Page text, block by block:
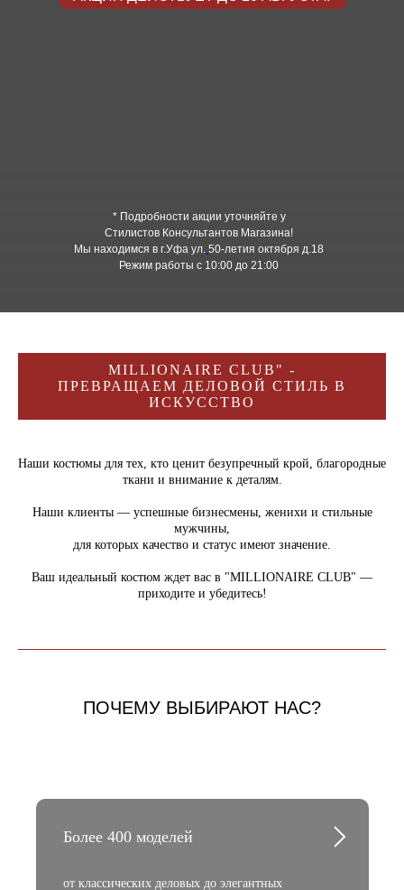
* Подробности акции уточняйте у
Стилистов Консультантов Магазина!
Мы находимся в г.Уфа ул. 50-летия октября д.18
Режим работы с 10:00 до 21:00
MILLIONAIRE CLUB" -
ПРЕВРАЩАЕМ ДЕЛОВОЙ СТИЛЬ В
ИСКУССТВО
Наши костюмы для тех, кто ценит безупречный крой, благородные
ткани и внимание к деталям.
Наши клиенты — успешные бизнесмены, женихи и стильные
мужчины,
для которых качество и статус имеют значение.
Ваш идеальный костюм ждет вас в "MILLIONAIRE CLUB" —
приходите и убедитесь!
ПОЧЕМУ ВЫБИРАЮТ НАС?
Более 400 моделей
от классических деловых до элегантных